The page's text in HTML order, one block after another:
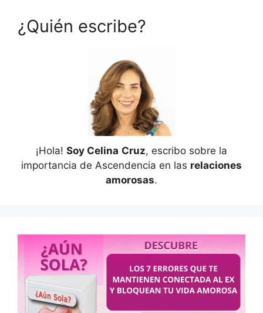
¿Quién escribe?
¡Hola! Soy Celina Cruz, escribo sobre la
importancia de Ascendencia en las relaciones
amorosas.